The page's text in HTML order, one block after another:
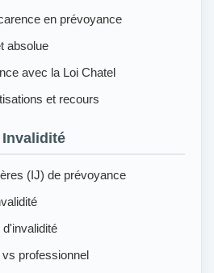
en prévoyance
absolue
avec la Loi Chatel
et recours
(IJ) de prévoyance
professionnel